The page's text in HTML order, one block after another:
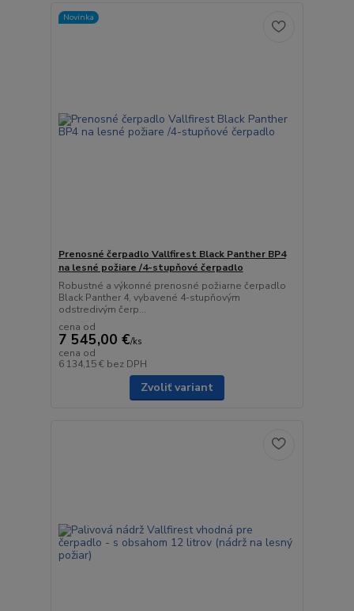
Novinka
Prenosné čerpadlo Vallfirest Black Panther BP4
na lesné požiare /4-stupňové čerpadlo
Robustné a výkonné prenosné požiarne čerpadlo
Black Panther 4, vybavené 4-stupňovým
odstredivým čerp...
cena od
7 545,00 €/ks
cena od
6 134,15 € bez DPH
Zvoliť variant